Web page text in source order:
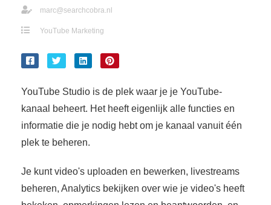
marc@searchcobra.nl
YouTube Marketing
YouTube Studio is de plek waar je je YouTube-
kanaal beheert. Het heeft eigenlijk alle functies en
informatie die je nodig hebt om je kanaal vanuit één
plek te beheren.
Je kunt video's uploaden en bewerken, livestreams
beheren, Analytics bekijken over wie je video's heeft
worden
op